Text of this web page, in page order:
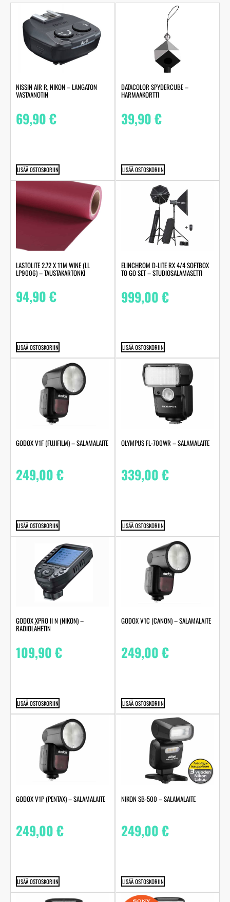
NISSIN AIR R, NIKON – LANGATON
VASTAANOTIN
69,90€
LISÄÄ OSTOSKORIIN
DATACOLOR SPYDERCUBE –
HARMAAKORTTI
39,90€
LISÄÄ OSTOSKORIIN
LASTOLITE 2.72 X 11M WINE (LL
LP9006) – TAUSTAKARTONKI
94,90€
LISÄÄ OSTOSKORIIN
ELINCHROM D-LITE RX 4/4 SOFTBOX
TO GO SET – STUDIOSALAMASETTI
999,00€
LISÄÄ OSTOSKORIIN
GODOX V1F (FUJIFILM) – SALAMALAITE
249,00€
LISÄÄ OSTOSKORIIN
OLYMPUS FL-700WR – SALAMALAITE
339,00€
LISÄÄ OSTOSKORIIN
GODOX XPRO II N (NIKON) –
RADIOLÄHETIN
109,90€
LISÄÄ OSTOSKORIIN
GODOX V1C (CANON) – SALAMALAITE
249,00€
LISÄÄ OSTOSKORIIN
GODOX V1P (PENTAX) – SALAMALAITE
249,00€
LISÄÄ OSTOSKORIIN
NIKON SB-500 – SALAMALAITE
249,00€
LISÄÄ OSTOSKORIIN